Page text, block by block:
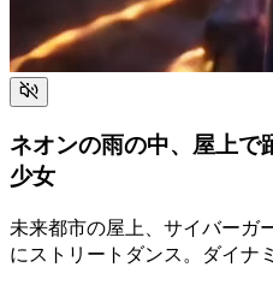
ネオンの雨の中、屋上で
少女
未来都市の屋上、サイバーガ
にストリートダンス。ダイナ